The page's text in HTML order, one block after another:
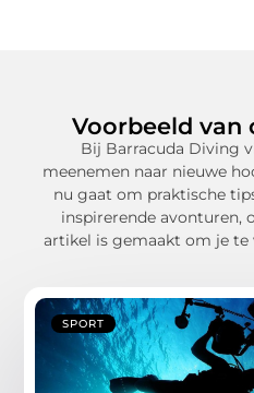
Voorbeeld van
Bij Barracuda Diving
meenemen naar nieuwe
nu gaat om praktische
inspirerende avonturen,
artikel is gemaakt om je te
SPORT